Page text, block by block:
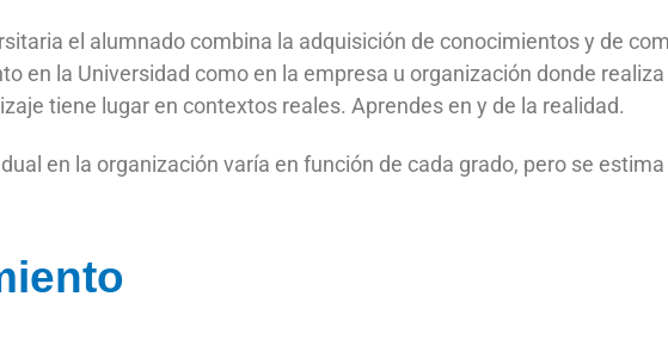
el alumnado combina la adquisición de conocimientos y de
en la Universidad como en la empresa u organización donde
tiene lugar en contextos reales. Aprendes en y de la realidad.
en la organización varía en función de cada grado, pero se